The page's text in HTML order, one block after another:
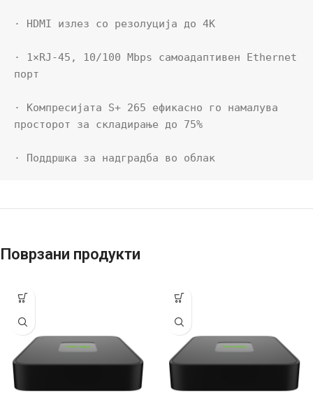
· HDMI излез со резолуција до 4K
· 1×RJ-45, 10/100 Mbps самоадаптивен Ethernet
порт
· Компресијата S+ 265 ефикасно го намалува
просторот за складирање до 75%
· Поддршка за надградба во облак
Поврзани продукти